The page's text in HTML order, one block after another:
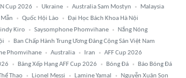
Cup 2026 Ukraine Australia Sam Mostyn
Malaysia
Quốc Hội Lào
Đại Học Bách Khoa Hà Nội
Kiro
Saysomphone Phomvihane
Nắng Nóng
Ban Chấp Hành Trung Ương Đảng Cộng Sản Việt Nam
Phomvihane
Australia Iran
AFF Cup 2026
Bảng Xếp Hạng AFF Cup 2026 Bóng Đá
Báo Bóng Đá
Thao Lionel Messi Lamine Yamal Nguyễn Xuân Son